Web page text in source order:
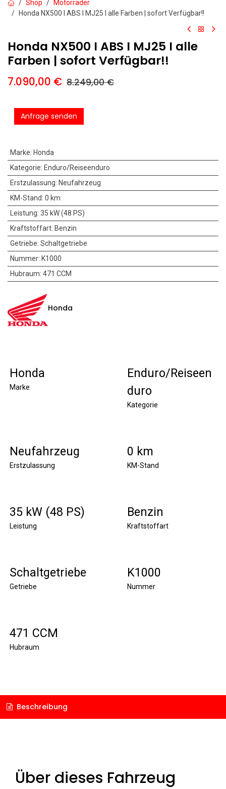
Shop
Motorräder
Honda NX500 I ABS I MJ25 I alle Farben | sofort Verfügbar!!
Honda NX500 I ABS I MJ25 I alle
Farben | sofort Verfügbar!!
7.090,00 € 8.249,00€
Anfrage senden
Marke: Honda
Kategorie: Enduro/Reiseenduro
Erstzulassung: Neufahrzeug
KM-Stand: 0 km
Leistung: 35 kW (48 PS)
Kraftstoffart: Benzin
Getriebe: Schaltgetriebe
Nummer: K1000
Hubraum: 471 CCM
Honda
Honda
Marke
Enduro/Reiseen
duro
Kategorie
Neufahrzeug
Erstzulassung
0 km
KM-Stand
35 kW (48 PS)
Leistung
Benzin
Kraftstoffart
Schaltgetriebe
Getriebe
K1000
Nummer
471 CCM
Hubraum
Beschreibung
Über dieses Fahrzeug